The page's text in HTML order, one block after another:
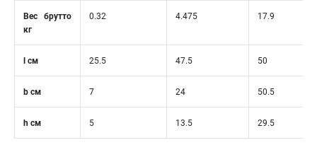
Вес брутто
кг
0.32 4.475 17.9
l см 25.5 47.5 50
b см 7 24 50.5
h см 5 13.5 29.5